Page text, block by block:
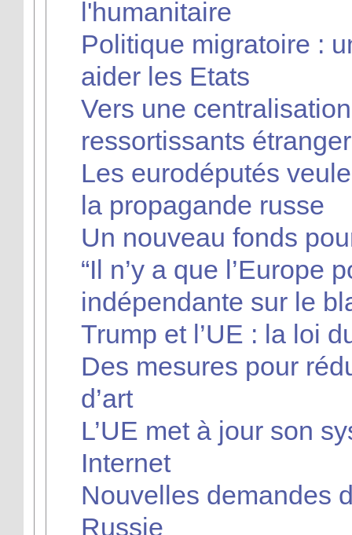
l'humanitaire
Politique migratoire :
aider les Etats
Vers une
ressortissants
Les eurodéputés
la propagande russe
Un nouveau fonds
“Il n’y a que l’Europe
indépendante sur le
Trump et l’UE : la loi
Des mesures pour
d’art
L’UE met à jour son
Internet
Nouvelles demandes
Russie